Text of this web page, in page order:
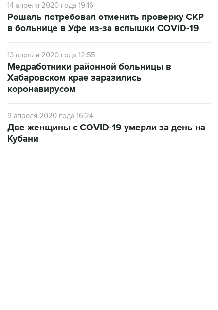
14 апреля 2020 года 19:16
Рошаль потребовал отменить проверку СКР
в больнице в Уфе из-за вспышки COVID-19
13 апреля 2020 года 12:55
Медработники районной больницы в
Хабаровском крае заразились
коронавирусом
9 апреля 2020 года 16:24
Две женщины с COVID-19 умерли за день на
Кубани